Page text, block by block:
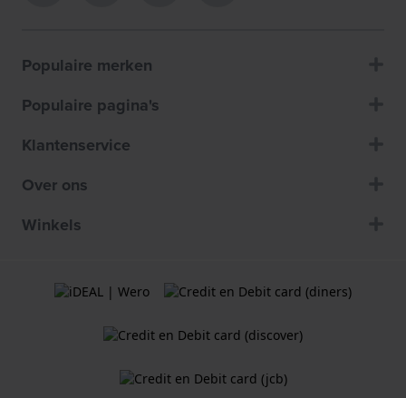
Populaire merken
Populaire pagina's
Klantenservice
Over ons
Winkels